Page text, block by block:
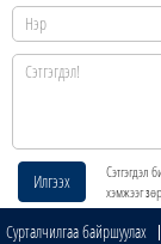
Илгээх
Сэтгэгдэл
хэмжээг
Сурталчилгаа байршуулах